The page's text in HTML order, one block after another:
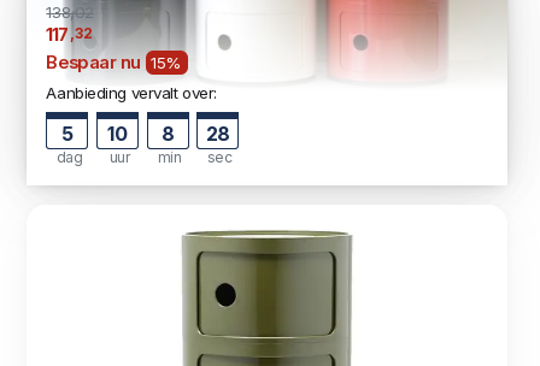
138,02
117 ,32
Bespaar nu 15%
Aanbieding vervalt over:
5
dag
10
uur
8
min
27
sec